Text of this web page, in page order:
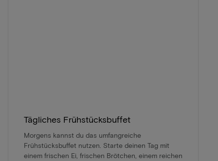
Tägliches Frühstücksbuffet
Morgens kannst du das umfangreiche
Frühstücksbuffet nutzen. Starte deinen Tag mit
einem frischen Ei, frischen Brötchen, einem reichen